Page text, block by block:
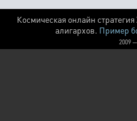
Космическая онлайн
алигархов. Пример
2009